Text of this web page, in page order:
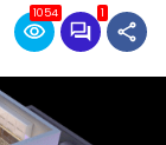
1054 1